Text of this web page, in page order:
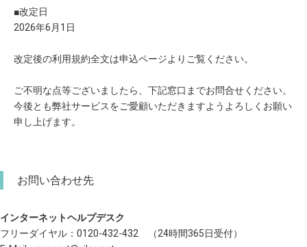
■改定日
2026年6月1日
改定後の利用規約全文は申込ページよりご覧ください。
ご不明な点等ございましたら、下記窓口までお問合せください。
今後とも弊社サービスをご愛顧いただきますようよろしくお願い
申し上げます。
お問い合わせ先
インターネットヘルプデスク
フリーダイヤル：0120-432-432 （24時間365日受付）